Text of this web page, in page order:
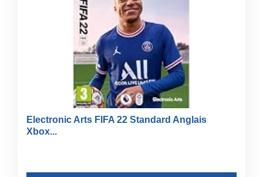
Electronic Arts FIFA 22 Standard Anglais
Xbox...